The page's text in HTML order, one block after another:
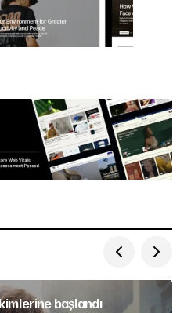
başlandı